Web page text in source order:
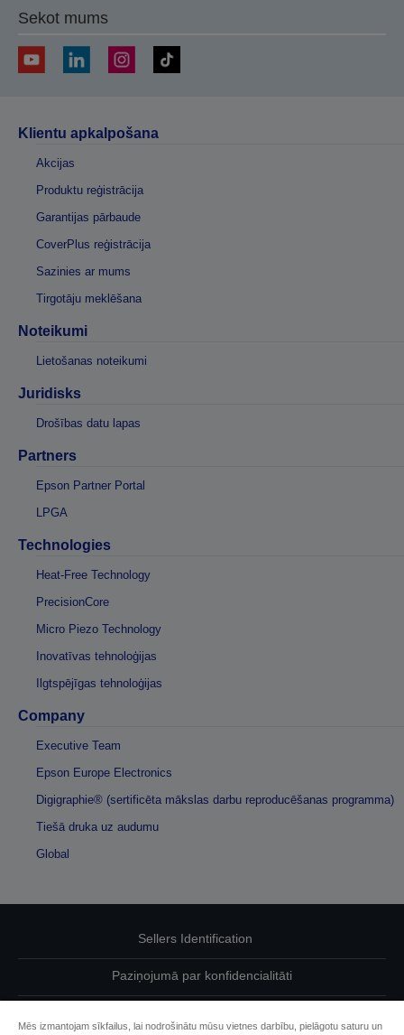
Sekot mums
Klientu apkalpošana
Akcijas
Produktu reģistrācija
Garantijas pārbaude
CoverPlus reģistrācija
Sazinies ar mums
Tirgotāju meklēšana
Noteikumi
Lietošanas noteikumi
Juridisks
Drošības datu lapas
Partners
Epson Partner Portal
LPGA
Technologies
Heat-Free Technology
PrecisionCore
Micro Piezo Technology
Inovatīvas tehnoloģijas
Ilgtspējīgas tehnoloģijas
Company
Executive Team
Epson Europe Electronics
Digigraphie® (sertificēta mākslas darbu reproducēšanas programma)
Tiešā druka uz audumu
Global
Sellers Identification
Paziņojumā par konfidencialitāti
Mēs izmantojam sīkfailus, lai nodrošinātu mūsu vietnes darbību, pielāgotu saturu un